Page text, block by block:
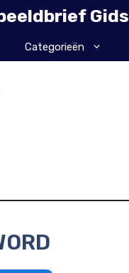
Gids
Categorieën